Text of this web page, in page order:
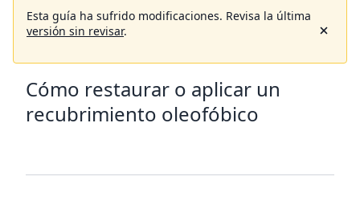
Esta guía ha sufrido modificaciones. Revisa la última
versión sin revisar.
Cómo restaurar o aplicar un
recubrimiento oleofóbico